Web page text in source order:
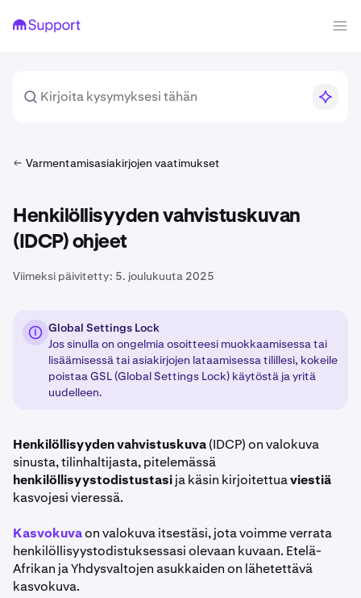
Varmentamisasiakirjojen vaatimukset
Henkilöllisyyden vahvistuskuvan
(IDCP) ohjeet
Viimeksi päivitetty: 5. joulukuuta 2025
Global Settings Lock
Jos sinulla on ongelmia osoitteesi muokkaamisessa tai
lisäämisessä tai asiakirjojen lataamisessa tilillesi, kokeile
poistaa GSL (Global Settings Lock) käytöstä ja yritä
uudelleen.
Henkilöllisyyden vahvistuskuva(IDCP) on valokuva
sinusta, tilinhaltijasta, pitelemässä
henkilöllisyystodistustasija käsin kirjoitettuaviestiä
kasvojesi vieressä.
Kasvokuvaon valokuva itsestäsi, jota voimme verrata
henkilöllisyystodistuksessasi olevaan kuvaan. Etelä-
Afrikan ja Yhdysvaltojen asukkaiden on lähetettävä
kasvokuva.